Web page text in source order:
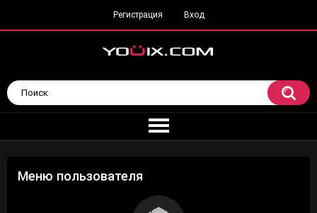
Регистрация Вход
Меню пользователя